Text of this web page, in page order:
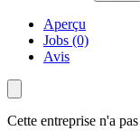
Aperçu
Jobs (0)
Avis
Cette entreprise n'a